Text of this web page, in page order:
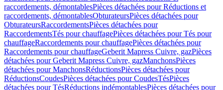
raccordements, démontablesPièces détachées pour Réductions et
raccordements, démontablesObturateursPièces détachées pour
ObturateursRaccordementsPièces détachées pour
RaccordementsTés pour chauffagePièces détachées pour Tés pour
chauffageRaccordements pour chauffagePièces détachées pour
Raccordements pour chauffageGeberit Mapress Cuivre, gazPièces
détachées pour Geberit Mapress Cuivre, gazManchonsPièces
détachées pour ManchonsRéductionsPièces détachées pour
RéductionsCoudesPièces détachées pour CoudesTésPièces
détachées pour TésRéductions indémontablesPièces détachées pour